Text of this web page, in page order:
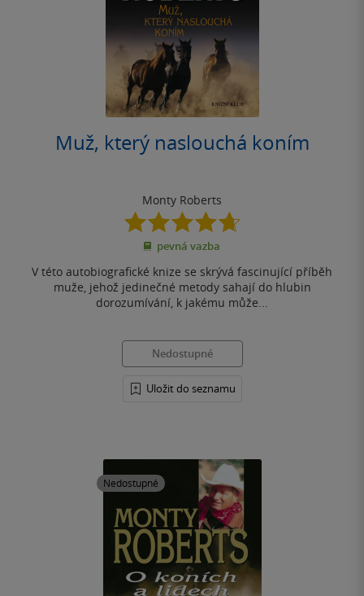
Muž, který naslouchá koním
Monty Roberts
4.7
z
5
pevná vazba
V této autobiografické knize se skrývá fascinující příběh
muže, jehož jedinečné metody sahají do hlubin
dorozumívání, k jakému může...
Nedostupné
Uložit do seznamu
Nedostupné